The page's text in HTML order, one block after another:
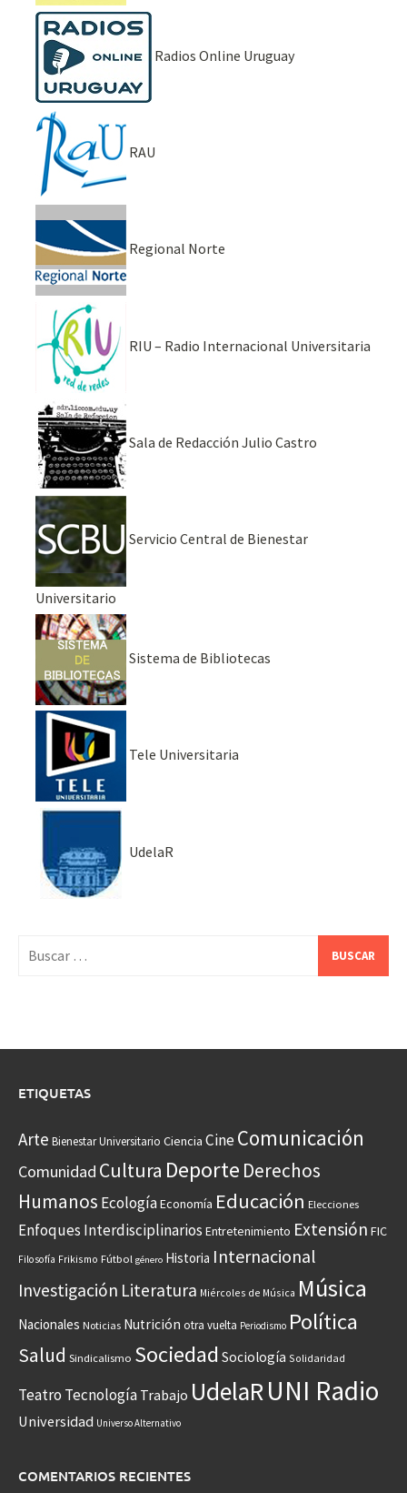
Radios Online Uruguay
RAU
Regional Norte
RIU – Radio Internacional Universitaria
Sala de Redacción Julio Castro
Servicio Central de Bienestar
Universitario
Sistema de Bibliotecas
Tele Universitaria
UdelaR
ETIQUETAS
Arte Bienestar Universitario Ciencia CineComunicación
Comunidad Cultura Deporte Derechos
Humanos EcologíaEconomía Educación Elecciones
Enfoques Interdisciplinarios Entretenimiento Extensión FIC
Filosofía Frikismo Fútbol género Historia Internacional
Investigación Literatura Miércoles de Música Música
Nacionales Noticias Nutrición otra vuelta Periodismo Política
Salud Sindicalismo Sociedad Sociología Solidaridad
Teatro Tecnología Trabajo UdelaR UNI Radio
Universidad Universo Alternativo
COMENTARIOS RECIENTES